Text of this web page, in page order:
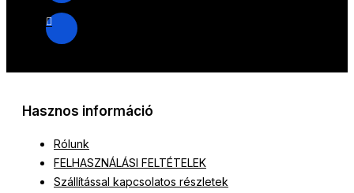
Hasznos információ
Rólunk
FELHASZNÁLÁSI FELTÉTELEK
Szállítással kapcsolatos részletek